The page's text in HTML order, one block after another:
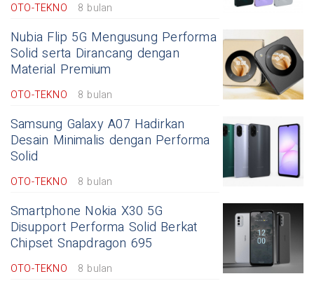
OTO-TEKNO 8 bulan
Nubia Flip 5G Mengusung Performa
Solid serta Dirancang dengan
Material Premium
OTO-TEKNO 8 bulan
Samsung Galaxy A07 Hadirkan
Desain Minimalis dengan Performa
Solid
OTO-TEKNO 8 bulan
Smartphone Nokia X30 5G
Disupport Performa Solid Berkat
Chipset Snapdragon 695
OTO-TEKNO 8 bulan